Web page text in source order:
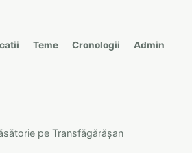
Teme Cronologii Admin
pe Transfăgărășan